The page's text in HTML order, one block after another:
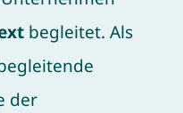
begleitet. Als
der